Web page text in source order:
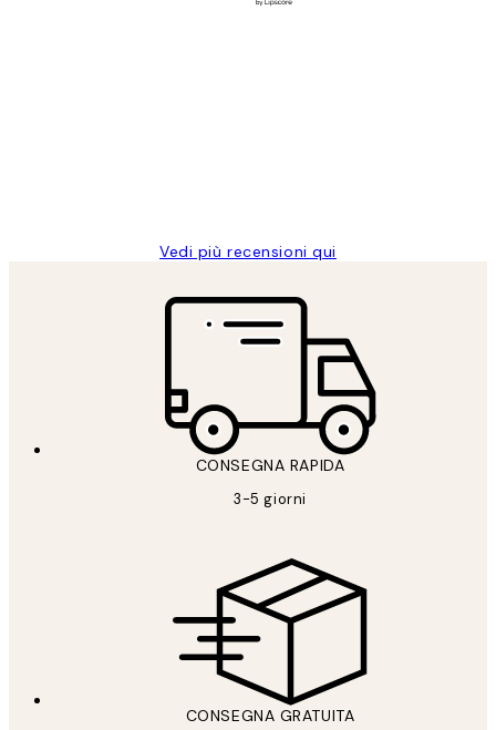
Vedi più recensioni qui
CONSEGNA RAPIDA
3-5 giorni
CONSEGNA GRATUITA